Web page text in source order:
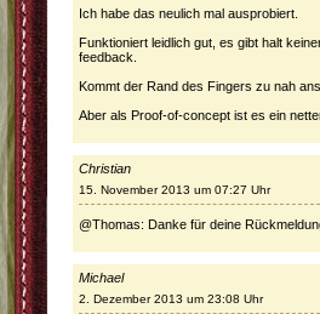
Ich habe das neulich mal ausprobiert.
Funktioniert leidlich gut, es gibt halt
feedback.
Kommt der Rand des Fingers zu nah
Aber als Proof-of-concept ist es ein
Christian
15. November 2013 um 07:27 Uhr
@Thomas: Danke für deine
Michael
2. Dezember 2013 um 23:08 Uhr